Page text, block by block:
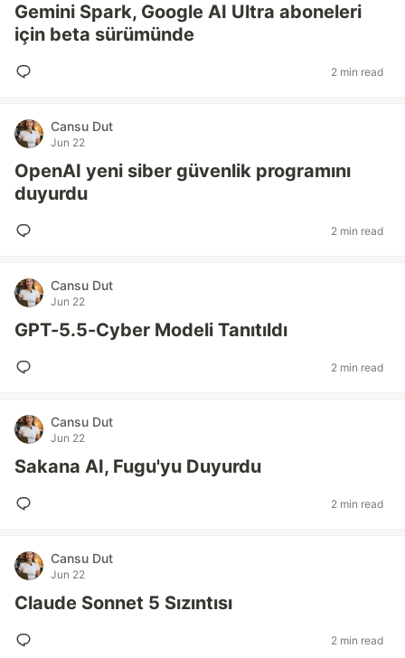
Gemini Spark, Google AI Ultra aboneleri
için beta sürümünde
2 min read
Cansu Dut
Jun 22
OpenAI yeni siber güvenlik programını
duyurdu
2 min read
Cansu Dut
Jun 22
GPT-5.5-Cyber Modeli Tanıtıldı
2 min read
Cansu Dut
Jun 22
Sakana AI, Fugu'yu Duyurdu
2 min read
Cansu Dut
Jun 22
Claude Sonnet 5 Sızıntısı
2 min read